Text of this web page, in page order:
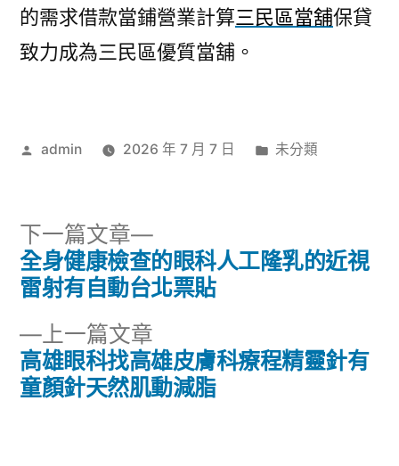
的需求借款當鋪營業計算三民區當舖保貸
致力成為三民區優質當舖。
作
admin 2026 年 7 月 7 日
分
未分類
文
導
覽
上一篇文章
一
篇
高雄眼科找高雄皮膚科療程精靈針有
童顏針天然肌動減脂
下一篇文章
下
一
篇
全身健康檢查的眼科人工隆乳的近視
雷射有自動台北票貼